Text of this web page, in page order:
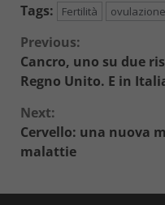
Tags: Fertilità ovulazione
Continue
Reading
Previous:
Cancro, uno su due
Regno Unito. E in
Next:
Cervello: una nuova
malattie